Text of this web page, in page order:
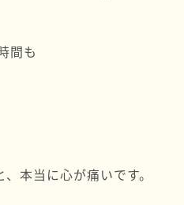
間も
本当に心が痛いです。